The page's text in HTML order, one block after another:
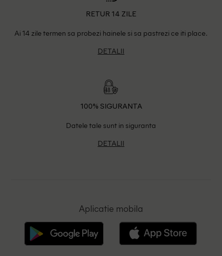
RETUR 14 ZILE
Ai 14 zile termen sa probezi hainele si sa pastrezi ce iti place.
DETALII
100% SIGURANTA
Datele tale sunt in siguranta
DETALII
Aplicatie mobila